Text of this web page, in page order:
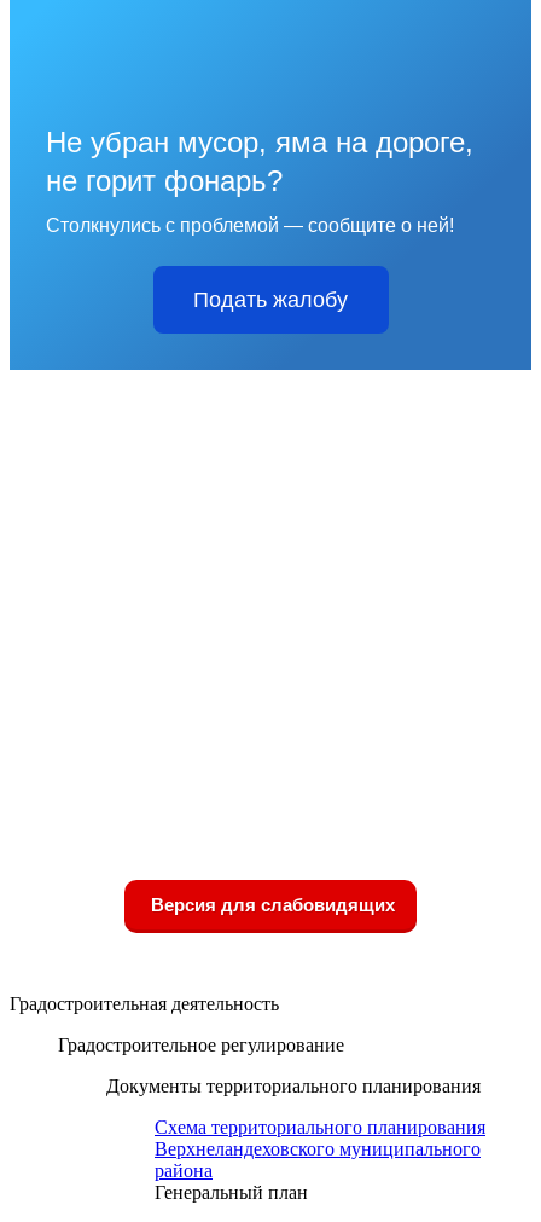
Не убран мусор, яма на дороге,
не горит фонарь?
Столкнулись с проблемой — сообщите о ней!
Подать жалобу
Версия для слабовидящих
Градостроительная деятельность
Градостроительное регулирование
Документы территориального планирования
Схема территориального планирования
Верхнеландеховского муниципального
района
Генеральный план